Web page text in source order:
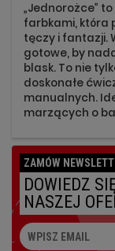
„Jednorożce”
farbkami, która
tęczy i fantazji.
gotowe, by
blask. To nie
doskonałe
manualnych.
marzących o
ZAMÓW
DOWIEDZ
NASZEJ